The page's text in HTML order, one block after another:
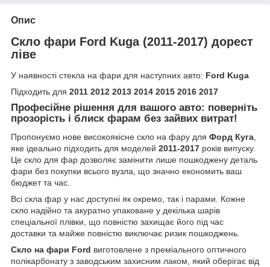
Опис
Скло фари Ford Kuga (2011-2017) дорест
ліве
У наявності стекла на фари для наступних авто: Ford Kuga
Підходить для 2011 2012 2013 2014 2015 2016 2017
Професійне рішення для вашого авто: поверніть
прозорість і блиск фарам без зайвих витрат!
Пропонуємо нове високоякісне скло на фару для Форд Куга,
яке ідеально підходить для моделей 2011-2017 років випуску.
Це скло для фар дозволяє замінити лише пошкоджену деталь
фари без покупки всього вузла, що значно економить ваш
бюджет та час.
Всі скла фар у нас доступні як окремо, так і парами. Кожне
скло надійно та акуратно упаковане у декілька шарів
спеціальної плівки, що повністю захищає його під час
доставки та майже повністю виключає ризик пошкоджень.
Скло на фари Ford виготовлене з преміального оптичного
полікарбонату з заводським захисним лаком, який оберігає від